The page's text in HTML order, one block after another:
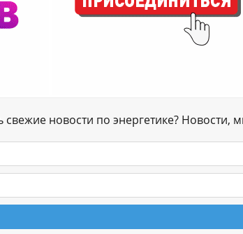
свежие новости по энергетике?